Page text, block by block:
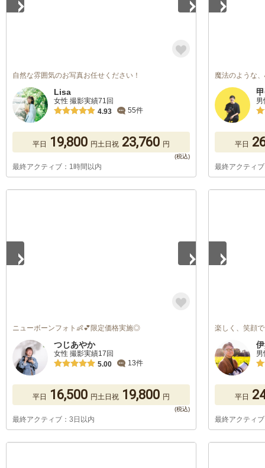
自然な雰囲気のお写真お任せください！
Lisa
女性 撮影実績71回
4.93
55件
平日 19,800 円土日祝 23,760 円
最終アクティブ：1時間以内
魔法のような
平日
最終アクティ
ニューボーンフォト👶💕限定価格実施◎
つじあやか
女性 撮影実績17回
5.00
13件
平日 16,500 円土日祝 19,800 円
最終アクティブ：3日以内
楽しく、笑顔
平日
最終アクティ